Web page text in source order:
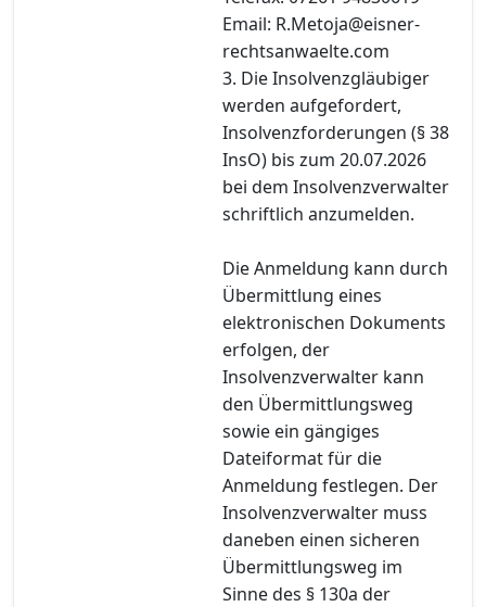
Email: R.Metoja@eisner-
rechtsanwaelte.com
3. Die Insolvenzgläubiger
werden aufgefordert,
Insolvenzforderungen (§ 38
InsO) bis zum 20.07.2026
bei dem Insolvenzverwalter
schriftlich anzumelden.
Die Anmeldung kann durch
Übermittlung eines
elektronischen Dokuments
erfolgen, der
Insolvenzverwalter kann
den Übermittlungsweg
sowie ein gängiges
Dateiformat für die
Anmeldung festlegen. Der
Insolvenzverwalter muss
daneben einen sicheren
Übermittlungsweg im
Sinne des § 130a der